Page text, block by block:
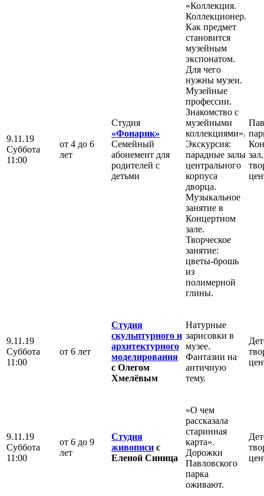
9.11.19
Суббота
11:00
от 4 до 6
лет
Студия
«Фонарик»
Семейный
абонемент для
родителей с
детьми
«Коллекция.
Коллекционер.
Как предмет
становится
музейным
экспонатом.
Для чего
нужны музеи.
Музейные
профессии.
Знакомство с
музейными
коллекциями».
Экскурсия:
парадные залы
центрального
корпуса
дворца.
Музыкальное
занятие в
Концертном
зале.
Творческое
занятие:
цветы-брошь
из
полимерной
глины.
9.11.19
Суббота
11:00
от 6 лет
Студия
скульптурного и
архитектурного
моделирования
с Олегом
Хмелёвым
Натурные
зарисовки в
музее.
Фантазии на
античную
тему.
9.11.19
Суббота
11:00
от 6 до 9
лет
Студия
живописи с
Еленой Синица
«О чем
рассказала
старинная
карта».
Дорожки
Павловского
парка
оживают.